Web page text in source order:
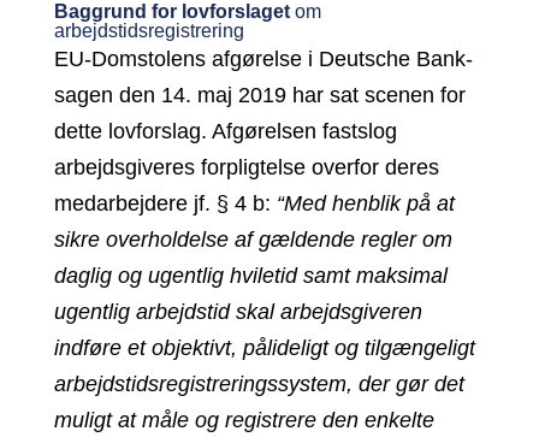
Baggrund for lovforslagetom
arbejdstidsregistrering
EU-Domstolens afgørelse i Deutsche Bank-
sagen den 14. maj 2019 har sat scenen for
dette lovforslag. Afgørelsen fastslog
arbejdsgiveres forpligtelse overfor deres
medarbejdere jf. § 4 b: “Med henblik på at
sikre overholdelse af gældende regler om
daglig og ugentlig hviletid samt maksimal
ugentlig arbejdstid skal arbejdsgiveren
indføre et objektivt, pålideligt og tilgængeligt
arbejdstidsregistreringssystem, der gør det
muligt at måle og registrere den enkelte